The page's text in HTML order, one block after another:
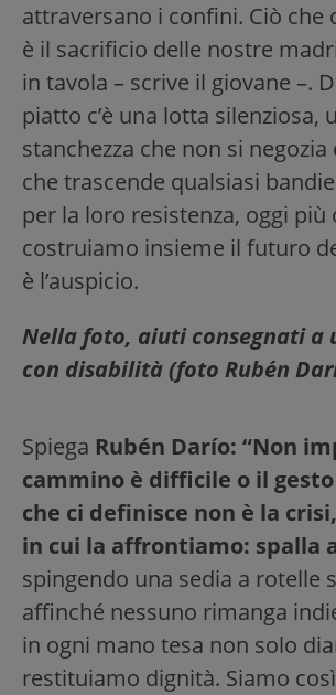
attraversano i confini. Ciò che
è il sacrificio delle nostre
in tavola – scrive il giovane –.
piatto c’è una lotta silenziosa,
stanchezza che non si
che trascende qualsiasi
per la loro resistenza, oggi più
costruiamo insieme il futuro
è l’auspicio.
Nella foto, aiuti consegnati a
con disabilità (foto Rubén
Spiega Rubén Darío: “Non
cammino è difficile o il
che ci definisce non è la
in cui la affrontiamo: spalla
spingendo una sedia a rotelle
affinché nessuno rimanga
in ogni mano tesa non solo
restituiamo dignità. Siamo